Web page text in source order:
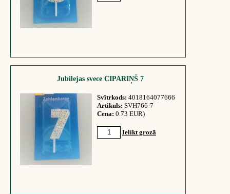
Jubilejas svece CIPARIŅŠ 7
Svītrkods: 4018164077666
Artikuls: SVH766-7
Cena: 0.73 EUR)
Ielikt grozā